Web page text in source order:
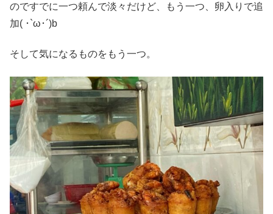
のですでに一つ頼んで淡々だけど、もう一つ、卵入りで追
加( ･`ω･´)b
そして気になるものをもう一つ。